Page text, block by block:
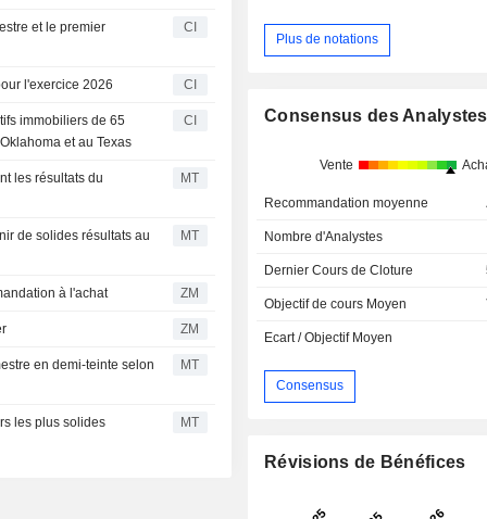
et le premier CI
l'exercice 2026 CI
immobiliers de 65
et au Texas
CI
les résultats du MT
de solides résultats au MT
à l'achat ZM
ZM
en demi-teinte selon MT
les plus solides MT
Plus de notations
Consensus des Analystes
Vente
Recommandation moyenne
Nombre d'Analystes
Dernier Cours de Cloture
Objectif de cours Moyen
Ecart / Objectif Moyen
Consensus
Révisions de Bénéfices